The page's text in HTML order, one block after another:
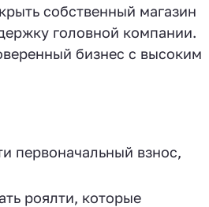
собственный магазин
головной компании.
бизнес с высоким
первоначальный взнос,
роялти, которые